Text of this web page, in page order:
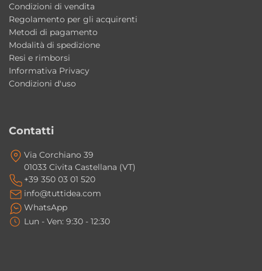
Condizioni di vendita
Regolamento per gli acquirenti
Metodi di pagamento
Modalità di spedizione
Resi e rimborsi
Informativa Privacy
Condizioni d'uso
Contatti
Via Corchiano 39
01033 Civita Castellana (VT)
+39 350 03 01 520
info@tuttidea.com
WhatsApp
Lun - Ven: 9:30 - 12:30